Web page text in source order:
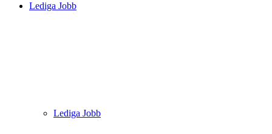
Lediga Jobb
Lediga Jobb